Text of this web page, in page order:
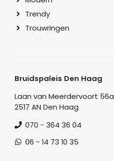
Trendy
Trouwringen
Bruidspaleis Den Haag
Laan van Meerdervoort 56a
2517 AN Den Haag
070 - 364 36 04
06 - 14 73 10 35